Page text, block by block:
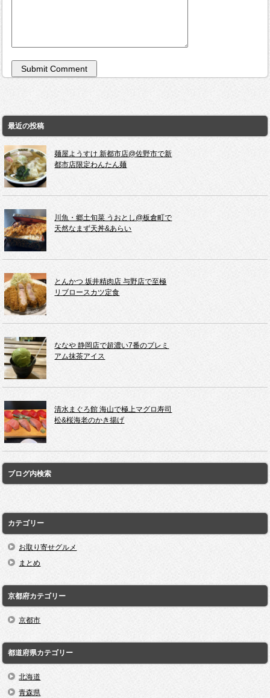
最近の投稿
麺屋ようすけ 新都市店@佐野市で新
都市店限定わんたん麺
川魚・郷土旬菜 うおとし@板倉町で
天然なまず天丼&あらい
とんかつ 坂井精肉店 与野店で至極
リブロースカツ定食
ななや 静岡店で超濃い7番のプレミ
アム抹茶アイス
清水まぐろ館 海山で極上マグロ寿司
松&桜海老のかき揚げ
ブログ内検索
カテゴリー
お取り寄せグルメ
まとめ
京都府カテゴリー
京都市
都道府県カテゴリー
北海道
青森県